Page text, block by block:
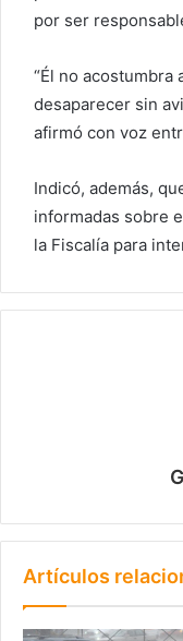
por ser
“Él no acostumbra
desaparecer sin
afirmó con voz
Indicó, además,
informadas sobre
la Fiscalía para
Artículos